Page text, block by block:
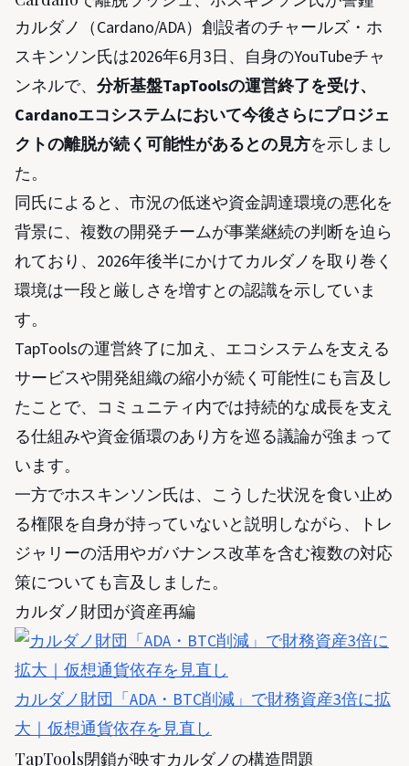
カルダノ（Cardano/ADA）創設者のチャールズ・ホ
スキンソン氏は2026年6月3日、自身のYouTubeチャ
ンネルで、 分析基盤TapToolsの運営終了を受け、
Cardanoエコシステムにおいて今後さらにプロジェ
クトの離脱が続く可能性があるとの見方を示しまし
た。
同氏によると、市況の低迷や資金調達環境の悪化を
背景に、複数の開発チームが事業継続の判断を迫ら
れており、2026年後半にかけてカルダノを取り巻く
環境は一段と厳しさを増すとの認識を示していま
す。
TapToolsの運営終了に加え、エコシステムを支える
サービスや開発組織の縮小が続く可能性にも言及し
たことで、コミュニティ内では持続的な成長を支え
る仕組みや資金循環のあり方を巡る議論が強まって
います。
一方でホスキンソン氏は、こうした状況を食い止め
る権限を自身が持っていないと説明しながら、トレ
ジャリーの活用やガバナンス改革を含む複数の対応
策についても言及しました。
カルダノ財団が資産再編
カルダノ財団「ADA・BTC削減」で財務資産3倍に拡
大｜仮想通貨依存を見直し
TapTools閉鎖が映すカルダノの構造問題